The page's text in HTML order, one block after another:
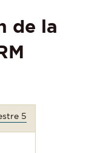
de la
5